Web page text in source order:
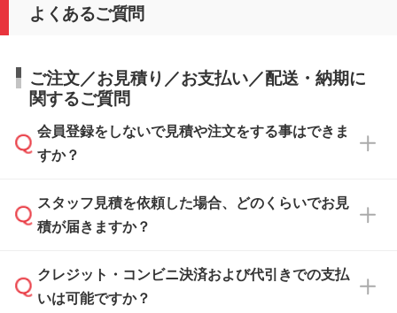
よくあるご質問
ご注文／お見積り／お支払い／配送・納期に
関するご質問
会員登録をしないで見積や注文をする事はできま
すか？
可能です。見積・注文フォームにて『ゲストの
まま進む』ボタンからお進みのうえ、ご依頼く
スタッフ見積を依頼した場合、どのくらいでお見
積が届きますか？
通常、翌営業日までにお送りしております。混
雑状況によっては、お時間をいただくこともご
クレジット・コンビニ決済および代引きでの支払
いは可能ですか？